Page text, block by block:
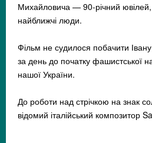
Михайловича — 90-річний
найближчі люди.
Фільм не судилося побачити
за день до початку фашистської
нашої України.
До роботи над стрічкою на знак
відомий італійський композитор